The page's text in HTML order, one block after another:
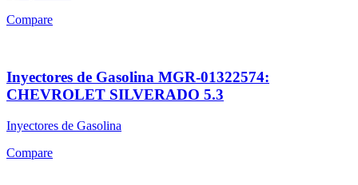
Compare
Inyectores de Gasolina MGR-01322574:
CHEVROLET SILVERADO 5.3
Inyectores de Gasolina
Compare